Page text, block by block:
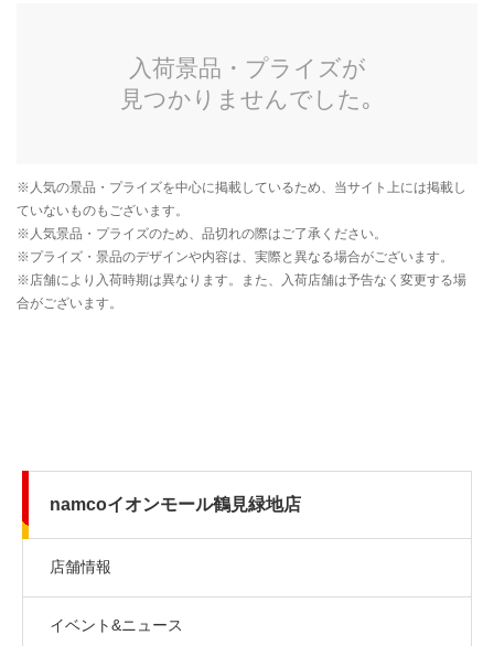
namcoイオンモール鶴見緑地店
店舗情報
イベント&ニュース